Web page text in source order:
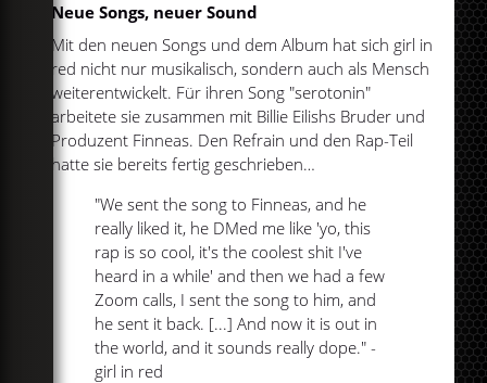
Neue Songs, neuer Sound
Mit den neuen Songs und dem Album hat sich girl in
red nicht nur musikalisch, sondern auch als Mensch
weiterentwickelt. Für ihren Song "serotonin"
arbeitete sie zusammen mit Billie Eilishs Bruder und
Produzent Finneas. Den Refrain und den Rap-Teil
hatte sie bereits fertig geschrieben…
"We sent the song to Finneas, and he
really liked it, he DMed me like 'yo, this
rap is so cool, it's the coolest shit I've
heard in a while' and then we had a few
Zoom calls, I sent the song to him, and
he sent it back. [...] And now it is out in
the world, and it sounds really dope." -
girl in red